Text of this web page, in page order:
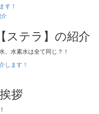
す！
ステラ】の紹介
、水素水は全て同じ？！
します！
拶